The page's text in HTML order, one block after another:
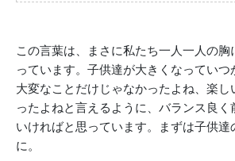
この言葉は、まさに私たち一人一人の胸
っています。子供達が大きくなっていつ
大変なことだけじゃなかったよね、楽し
ったよねと言えるように、バランス良く
いければと思っています。まずは子供達
に。